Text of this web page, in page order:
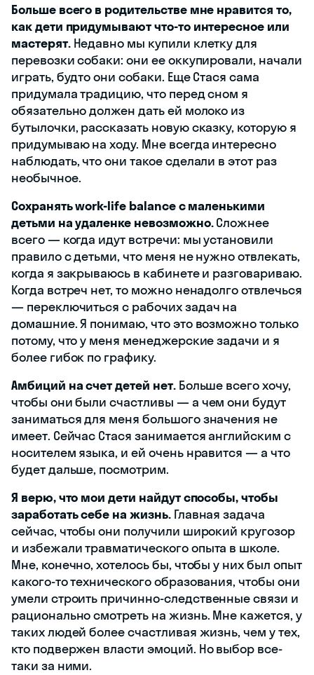
Больше всего в родительстве мне нравится то,
как дети придумывают что-то интересное или
мастерят.Недавно мы купили клетку для
перевозки собаки: они ее оккупировали, начали
играть, будто они собаки. Еще Стася сама
придумала традицию, что перед сном я
обязательно должен дать ей молоко из
бутылочки, рассказать новую сказку, которую я
придумываю на ходу. Мне всегда интересно
наблюдать, что они такое сделали в этот раз
необычное.
Сохранять work-life balance с маленькими
детьми на удаленке невозможно.Сложнее
всего — когда идут встречи: мы установили
правило с детьми, что меня не нужно отвлекать,
когда я закрываюсь в кабинете и разговариваю.
Когда встреч нет, то можно ненадолго отвлечься
— переключиться с рабочих задач на
домашние. Я понимаю, что это возможно только
потому, что у меня менеджерские задачи и я
более гибок по графику.
Амбиций на счет детей нет.Больше всего хочу,
чтобы они были счастливы — а чем они будут
заниматься для меня большого значения не
имеет. Сейчас Стася занимается английским с
носителем языка, и ей очень нравится — а что
будет дальше, посмотрим.
Я верю, что мои дети найдут способы, чтобы
заработать себе на жизнь.Главная задача
сейчас, чтобы они получили широкий кругозор
и избежали травматического опыта в школе.
Мне, конечно, хотелось бы, чтобы у них был опыт
какого-то технического образования, чтобы они
умели строить причинно-следственные связи и
рационально смотреть на жизнь. Мне кажется, у
таких людей более счастливая жизнь, чем у тех,
кто подвержен власти эмоций. Но выбор все-
таки за ними.